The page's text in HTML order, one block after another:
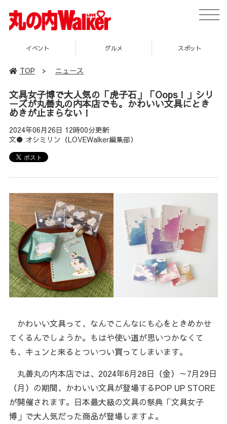
toggle
イベント グルメ スポット
TOP > ニュース
文具女子博で大人気の「虎子石」「Oops！」シリ
ーズが丸善丸の内本店でも。かわいい文具にとき
めきが止まらない！
2024年06月26日 12時00分更新
文● オシミリン（LOVEWalker編集部）
かわいい文具って、なんでこんなにも心をときめかせ
てくるんでしょうか。もはや使い道が思いつかなくて
も、キュンと来るとついつい買ってしまいます。
丸善丸の内本店では、2024年6月28日（金）～7月29日
（月）の期間、かわいい文具が登場するPOP UP STORE
が開催されます。日本最大級の文具の祭典「文具女子
博」で大人気だった商品が登場しますよ。